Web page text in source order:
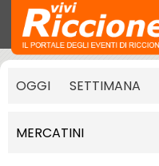
OGGI SETTIMANA
MERCATINI